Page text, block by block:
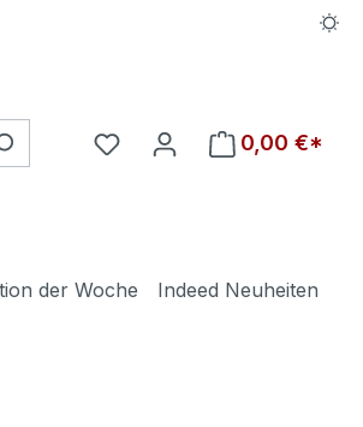
Du hast 0 Produkte auf
0,00 €*
der Woche
Indeed Neuheiten